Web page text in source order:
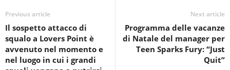
Previous article
Il sospetto attacco di
squalo a Lovers Point è
avvenuto nel momento e
nel luogo in cui i grandi
Next article
Programma delle vacanze
di Natale del manager per
Teen Sparks Fury: “Just
Quit”